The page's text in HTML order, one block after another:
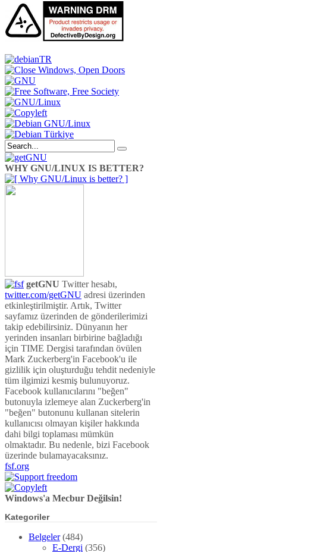
WHY GNU/LINUX IS BETTER?
getGNU Twitter hesabı,
twitter.com/getGNU adresi üzerinden
etkinleştirilmiştir. Artık, Twitter
sayfamız üzerinden de gönderilerimizi
takip edebilirsiniz. Dünyanın her
yerinden insanları birbirine bağladığı
için TIME Dergisi tarafından övülen
Mark Zuckerberg'in Facebook'u ile
gizlilik için oluşturduğu tehdit nedeniyle
tüm ilgimizi kesmiş bulunuyoruz.
Facebook kullanıcılarını "beğen"
butonuyla izlemeye alan Zuckerberg'in
"beğen" butonunu kullanan sitelerin
kullanıcısı olmayan kişiler hakkında
dahi bilgi toplaması mümkün
olmaktadır. Bu nedenle, bizi Facebook
üzerinde bulamayacaksınız.
fsf.org
Windows'a Mecbur Değilsin!
Kategoriler
Belgeler(484)
E-Dergi (356)